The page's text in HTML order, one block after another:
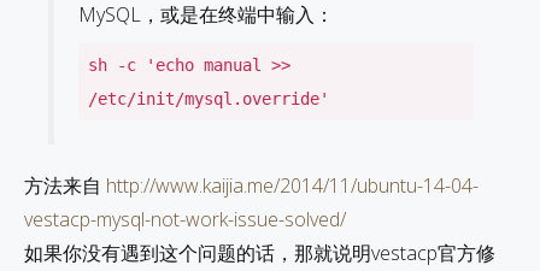
MySQL，或是在终端中输入：
sh -c 'echo manual >>
/etc/init/mysql.override'
方法来自 http://www.kaijia.me/2014/11/ubuntu-14-04-
vestacp-mysql-not-work-issue-solved/
如果你没有遇到这个问题的话，那就说明vestacp官方修